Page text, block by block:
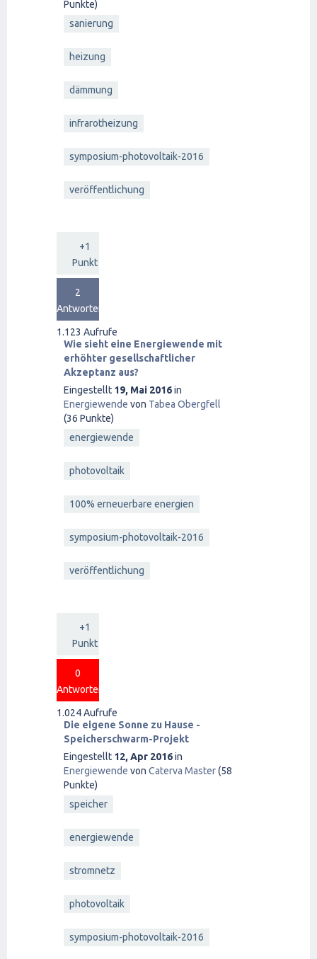
Punkte)
sanierung
heizung
dämmung
infrarotheizung
symposium-photovoltaik-2016
veröffentlichung
+1
Punkt
2
Antworten
1.123 Aufrufe
Wie sieht eine Energiewende mit
erhöhter gesellschaftlicher
Akzeptanz aus?
Eingestellt 19, Mai 2016in
Energiewende von Tabea Obergfell
(36 Punkte)
energiewende
photovoltaik
100% erneuerbare energien
symposium-photovoltaik-2016
veröffentlichung
+1
Punkt
0
Antworten
1.024Aufrufe
Die eigene Sonne zu Hause -
Speicherschwarm-Projekt
Eingestellt 12, Apr 2016in
Energiewende von Caterva Master(58
Punkte)
speicher
energiewende
stromnetz
photovoltaik
symposium-photovoltaik-2016